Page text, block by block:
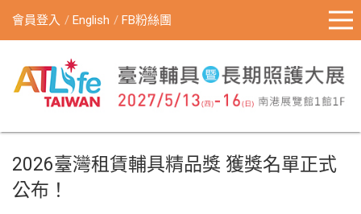
會員登入 English FB粉絲團
2026臺灣租賃輔具精品獎 獲獎名單正式
公布！